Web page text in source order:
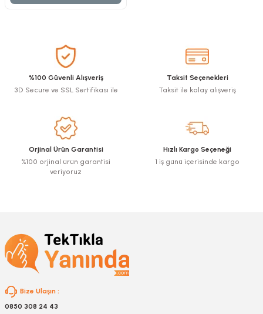
%100 Güvenli Alışveriş
3D Secure ve SSL Sertifikası ile
Taksit Seçenekleri
Taksit ile kolay alışveriş
Orjinal Ürün Garantisi
%100 orjinal ürün garantisi
veriyoruz
Hızlı Kargo Seçeneği
1 iş günü içerisinde kargo
Bize Ulaşın :
0850 308 24 43